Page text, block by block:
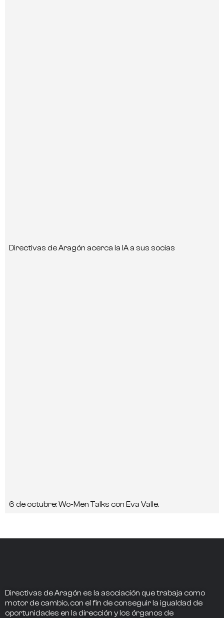
Directivas de Aragón acerca la IA a sus socias
6 de octubre: Wo-Men Talks con Eva Valle.
Directivas de Aragón es la asociación que trabaja como
motor de cambio, con el fin de conseguir la igualdad de
oportunidades en la dirección y los órganos de